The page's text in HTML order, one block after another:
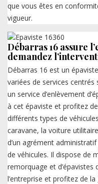
que vous êtes en
vigueur.
Débarras 16 assure
demandez
Débarras 16 est un
variées de services centrés
un service d’enlèvement
à cet épaviste et profitez
différents types de
caravane, la voiture
d’un agrément
de véhicules. Il dispose de
remorquage et
l’entreprise et profitez de